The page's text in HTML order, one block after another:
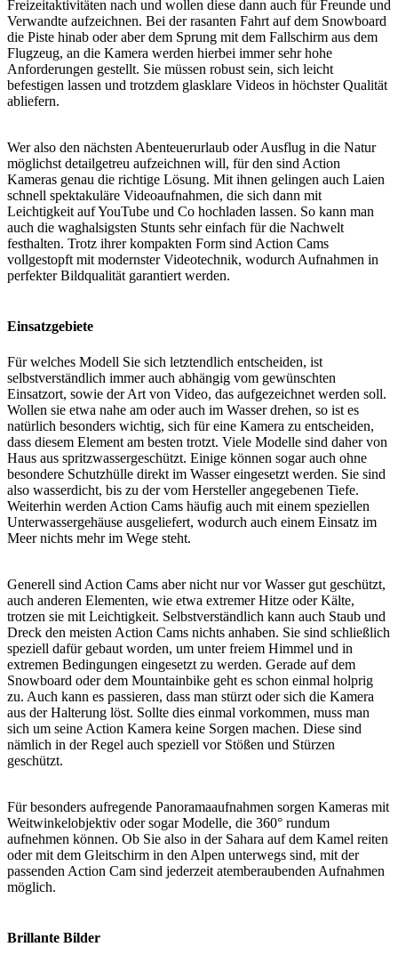
Freizeitaktivitäten nach und wollen diese dann auch für Freunde und
Verwandte aufzeichnen. Bei der rasanten Fahrt auf dem Snowboard
die Piste hinab oder aber dem Sprung mit dem Fallschirm aus dem
Flugzeug, an die Kamera werden hierbei immer sehr hohe
Anforderungen gestellt. Sie müssen robust sein, sich leicht
befestigen lassen und trotzdem glasklare Videos in höchster Qualität
abliefern.
Wer also den nächsten Abenteuerurlaub oder Ausflug in die Natur
möglichst detailgetreu aufzeichnen will, für den sind Action
Kameras genau die richtige Lösung. Mit ihnen gelingen auch Laien
schnell spektakuläre Videoaufnahmen, die sich dann mit
Leichtigkeit auf YouTube und Co hochladen lassen. So kann man
auch die waghalsigsten Stunts sehr einfach für die Nachwelt
festhalten. Trotz ihrer kompakten Form sind Action Cams
vollgestopft mit modernster Videotechnik, wodurch Aufnahmen in
perfekter Bildqualität garantiert werden.
Einsatzgebiete
Für welches Modell Sie sich letztendlich entscheiden, ist
selbstverständlich immer auch abhängig vom gewünschten
Einsatzort, sowie der Art von Video, das aufgezeichnet werden soll.
Wollen sie etwa nahe am oder auch im Wasser drehen, so ist es
natürlich besonders wichtig, sich für eine Kamera zu entscheiden,
dass diesem Element am besten trotzt. Viele Modelle sind daher von
Haus aus spritzwassergeschützt. Einige können sogar auch ohne
besondere Schutzhülle direkt im Wasser eingesetzt werden. Sie sind
also wasserdicht, bis zu der vom Hersteller angegebenen Tiefe.
Weiterhin werden Action Cams häufig auch mit einem speziellen
Unterwassergehäuse ausgeliefert, wodurch auch einem Einsatz im
Meer nichts mehr im Wege steht.
Generell sind Action Cams aber nicht nur vor Wasser gut geschützt,
auch anderen Elementen, wie etwa extremer Hitze oder Kälte,
trotzen sie mit Leichtigkeit. Selbstverständlich kann auch Staub und
Dreck den meisten Action Cams nichts anhaben. Sie sind schließlich
speziell dafür gebaut worden, um unter freiem Himmel und in
extremen Bedingungen eingesetzt zu werden. Gerade auf dem
Snowboard oder dem Mountainbike geht es schon einmal holprig
zu. Auch kann es passieren, dass man stürzt oder sich die Kamera
aus der Halterung löst. Sollte dies einmal vorkommen, muss man
sich um seine Action Kamera keine Sorgen machen. Diese sind
nämlich in der Regel auch speziell vor Stößen und Stürzen
geschützt.
Für besonders aufregende Panoramaaufnahmen sorgen Kameras mit
Weitwinkelobjektiv oder sogar Modelle, die 360° rundum
aufnehmen können. Ob Sie also in der Sahara auf dem Kamel reiten
oder mit dem Gleitschirm in den Alpen unterwegs sind, mit der
passenden Action Cam sind jederzeit atemberaubenden Aufnahmen
möglich.
Brillante Bilder